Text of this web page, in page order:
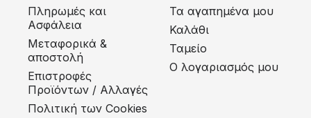
Πληρωμές και
Ασφάλεια
Μεταφορικά &
αποστολή
Eπιστροφές
Προϊόντων / Αλλαγές
Πολιτική των Cookies
Τα αγαπημένα μου
Καλάθι
Ταμείο
Ο λογαριασμός μου